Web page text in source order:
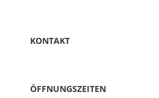
KONTAKT
ÖFFNUNGSZEITEN